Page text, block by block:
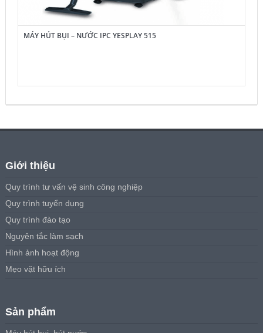
MÁY HÚT BỤI – NƯỚC IPC YESPLAY 515
Giới thiệu
Quy trình tư vấn vệ sinh công nghiệp
Quy trình tuyển dụng
Quy trình đào tạo
Nguyên tắc làm sạch
Hình ảnh hoạt động
Mẹo vặt hữu ích
Sản phẩm